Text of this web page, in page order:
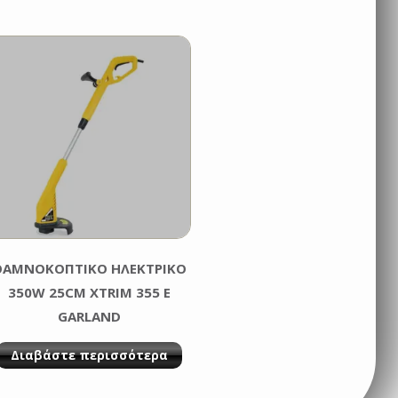
ΗΛΕΚΤΡΙΚΟ
350W 25CM XTRIM 355 E
GARLAND
Διαβάστε περισσότερα